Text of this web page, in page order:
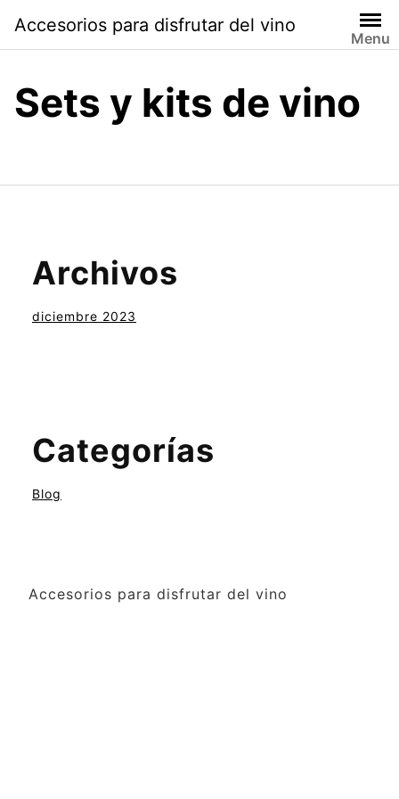
contenido
Accesorios para disfrutar del vino
Menu
Sets y kits de vino
Archivos
diciembre 2023
Categorías
Blog
Accesorios para disfrutar del vino